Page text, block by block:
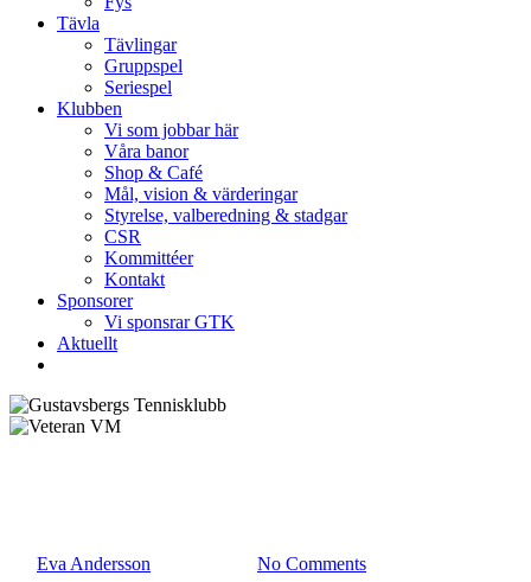
Tävla
Tävlingar
Gruppspel
Seriespel
Klubben
Vi som jobbar här
Våra banor
Shop & Café
Mål, vision & värderingar
Styrelse, valberedning & stadgar
CSR
Kommittéer
Kontakt
Sponsorer
Vi sponsrar GTK
Aktuellt
Eva Andersson No Comments